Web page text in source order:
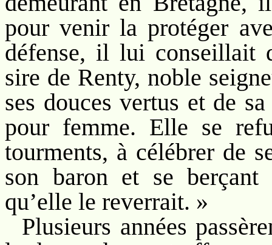
pour venir la protéger
défense, il lui conseillait
sire de Renty, noble
ses douces vertus et de
pour femme. Elle se
tourments, à célébrer de
son baron et se berçant
qu’elle le reverrait. »
Plusieurs années